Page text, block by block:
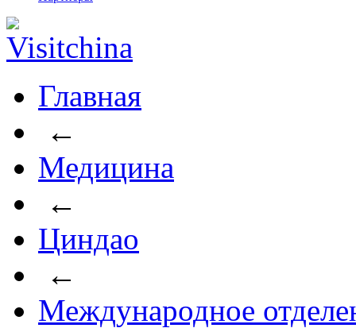
Главная
←
Медицина
←
Циндао
←
Международное